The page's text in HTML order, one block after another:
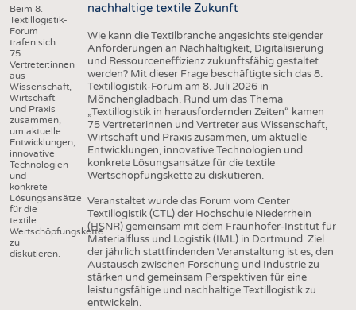
Beim 8.
Textillogistik-
Forum
trafen sich
75
Vertreter:innen
aus
Wissenschaft,
Wirtschaft
und Praxis
zusammen,
um aktuelle
Entwicklungen,
innovative
Technologien
und
konkrete
Lösungsansätze
für die
textile
Wertschöpfungskette
zu
diskutieren.
nachhaltige textile Zukunft
Wie kann die Textilbranche angesichts steigender
Anforderungen an Nachhaltigkeit, Digitalisierung
und Ressourceneffizienz zukunftsfähig gestaltet
werden? Mit dieser Frage beschäftigte sich das 8.
Textillogistik-Forum am 8. Juli 2026 in
Mönchengladbach. Rund um das Thema
„Textillogistik in herausfordernden Zeiten“ kamen
75 Vertreterinnen und Vertreter aus Wissenschaft,
Wirtschaft und Praxis zusammen, um aktuelle
Entwicklungen, innovative Technologien und
konkrete Lösungsansätze für die textile
Wertschöpfungskette zu diskutieren.
Veranstaltet wurde das Forum vom Center
Textillogistik (CTL) der Hochschule Niederrhein
(HSNR) gemeinsam mit dem Fraunhofer-Institut für
Materialfluss und Logistik (IML) in Dortmund. Ziel
der jährlich stattfindenden Veranstaltung ist es, den
Austausch zwischen Forschung und Industrie zu
stärken und gemeinsam Perspektiven für eine
leistungsfähige und nachhaltige Textillogistik zu
entwickeln.